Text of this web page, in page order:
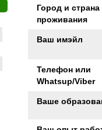
Город и страна
проживания
Ваш имэйл
Телефон или
Whatsup/Viber
Ваше